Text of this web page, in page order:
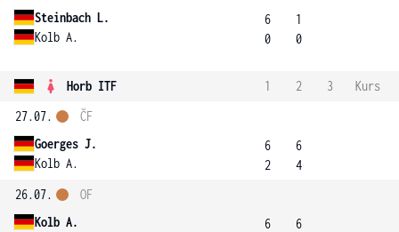
Steinbach L.
Kolb A.
6
0
1
0
Horb ITF 1 2 3
Kurs
27.07.
Goerges J.
Kolb A.
ČF
6
2
6
4
26.07.
Kolb A.
OF
6
6